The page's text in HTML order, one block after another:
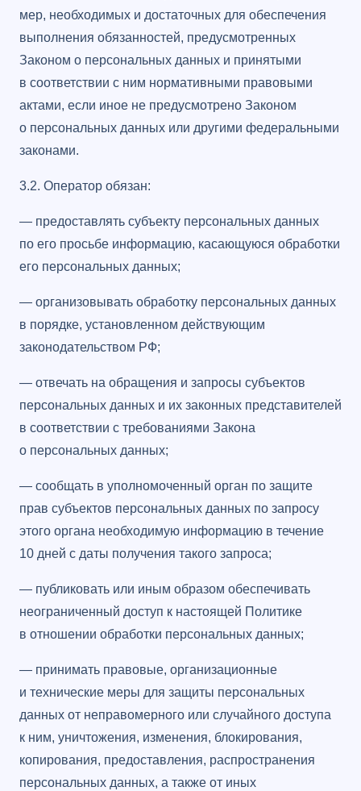
мер, необходимых и достаточных для обеспечения
выполнения обязанностей, предусмотренных
Законом о персональных данных и принятыми
в соответствии с ним нормативными правовыми
актами, если иное не предусмотрено Законом
о персональных данных или другими федеральными
законами.
3.2. Оператор обязан:
— предоставлять субъекту персональных данных
по его просьбе информацию, касающуюся обработки
его персональных данных;
— организовывать обработку персональных данных
в порядке, установленном действующим
законодательством РФ;
— отвечать на обращения и запросы субъектов
персональных данных и их законных представителей
в соответствии с требованиями Закона
о персональных данных;
— сообщать в уполномоченный орган по защите
прав субъектов персональных данных по запросу
этого органа необходимую информацию в течение
10 дней с даты получения такого запроса;
— публиковать или иным образом обеспечивать
неограниченный доступ к настоящей Политике
в отношении обработки персональных данных;
— принимать правовые, организационные
и технические меры для защиты персональных
данных от неправомерного или случайного доступа
к ним, уничтожения, изменения, блокирования,
копирования, предоставления, распространения
персональных данных, а также от иных